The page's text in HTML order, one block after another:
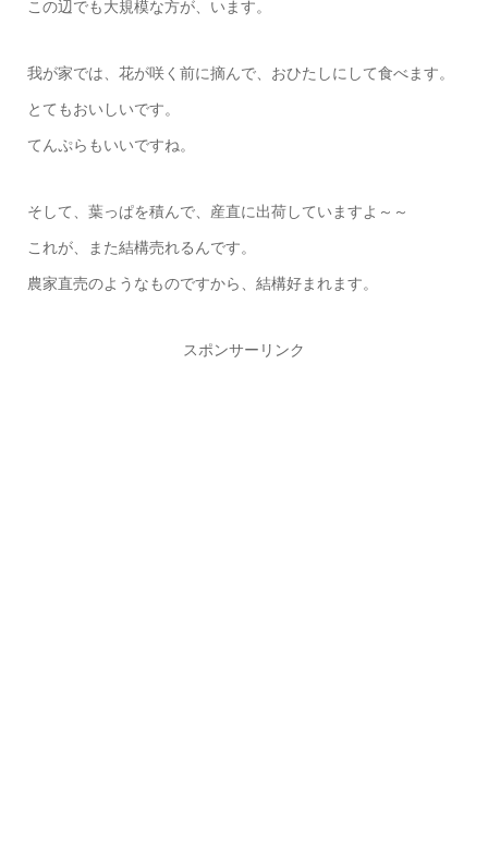
この辺でも大規模な方が、います。
我が家では、花が咲く前に摘んで、おひたしにして食べます。
とてもおいしいです。
てんぷらもいいですね。
そして、葉っぱを積んで、産直に出荷していますよ～～
これが、また結構売れるんです。
農家直売のようなものですから、結構好まれます。
スポンサーリンク